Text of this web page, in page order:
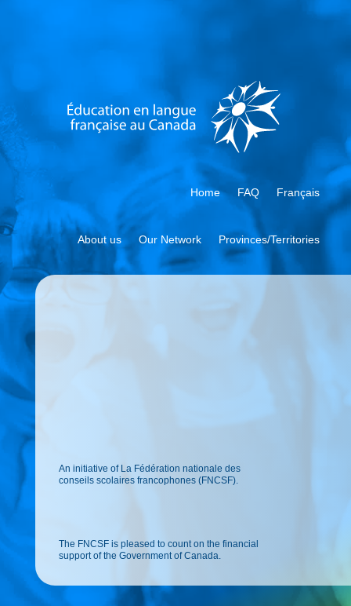
Home FAQ Français
About us Our Network Provinces/Territories
An initiative of La Fédération nationale des
conseils scolaires francophones (FNCSF).
The FNCSF is pleased to count on the financial
support of the Government of Canada.